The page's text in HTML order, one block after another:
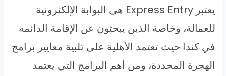
يعتبر Express Entry هى البوابة الإلكترونية
للعمالة، وخاصة الذين يبحثون عن الإقامة الدائمة
في كندا حيث تعتمد الأهلية على تلبية معايير برامج
الهجرة المحددة، ومن أهم البرامج التي يعتمد